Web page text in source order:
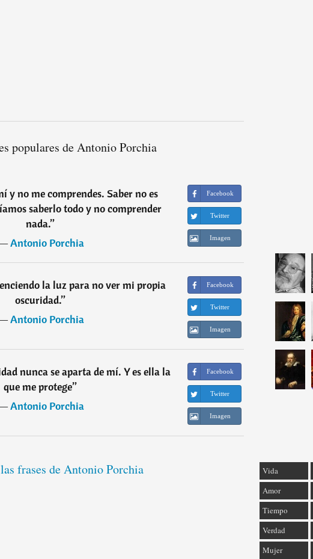
populares de Antonio Porchia
y no me comprendes. Saber no es
saberlo todo y no comprender
nada.”
Antonio Porchia
Facebook
Twitter
Imagen
la luz para no ver mi propia
oscuridad.”
Antonio Porchia
Facebook
Twitter
Imagen
nunca se aparta de mí. Y es ella la
que me protege”
Antonio Porchia
Facebook
Twitter
Imagen
frases de Antonio Porchia Vida
Amor
Tiempo
Verdad
Mujer